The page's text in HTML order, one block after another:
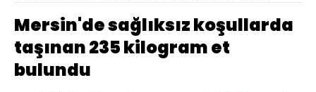
Mersin'de sağlıksız koşullarda
taşınan 235 kilogram et
bulundu